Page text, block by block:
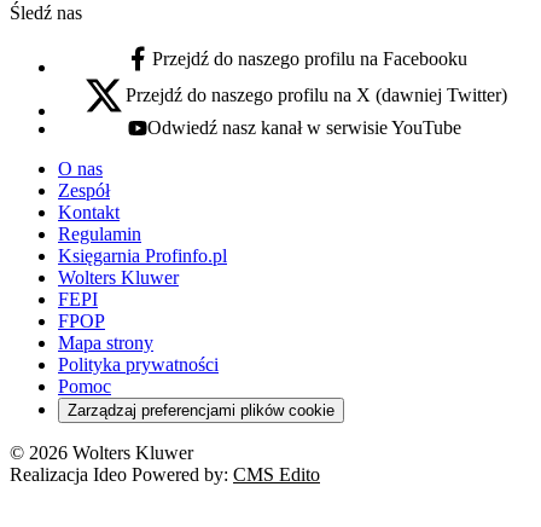
Śledź nas
facebook - otwiera się w nowej karcie
Przejdź do naszego profilu na Facebooku
x - otwiera się w nowej karcie
Przejdź do naszego profilu na X (dawniej Twitter)
youtube - otwiera się w nowej karcie
Odwiedź nasz kanał w serwisie YouTube
O nas
Zespół
Kontakt
Regulamin
Księgarnia Profinfo.pl
Wolters Kluwer
FEPI
FPOP
Mapa strony
Polityka prywatności
Pomoc
Zarządzaj preferencjami plików cookie
© 2026 Wolters Kluwer
Realizacja Ideo Powered by: CMS Edito